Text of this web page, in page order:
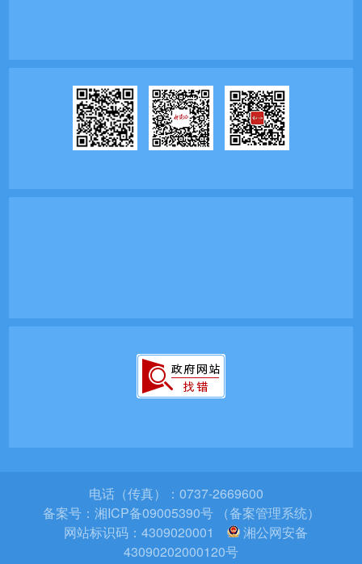
电话（传真）：0737-2669600
备案号： 湘ICP备09005390号 （备案管理系统）
网站标识码：4309020001
湘公网安备
43090202000120号